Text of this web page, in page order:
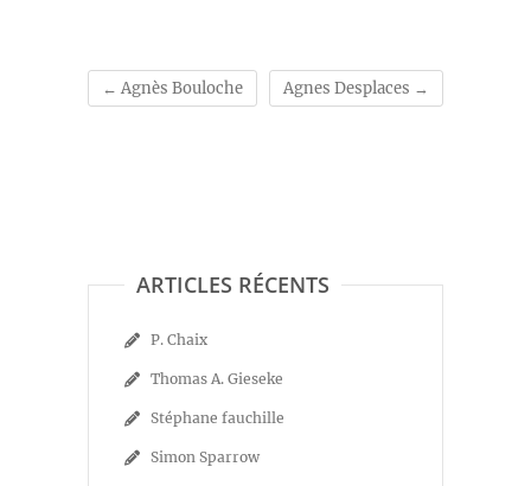
← Agnès Bouloche Agnes Desplaces →
ARTICLES RÉCENTS
P. Chaix
Thomas A. Gieseke
Stéphane fauchille
Simon Sparrow